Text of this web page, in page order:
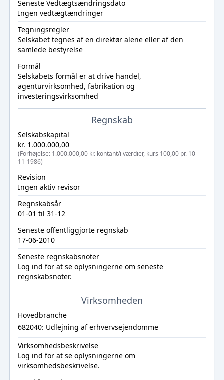
Seneste Vedtægtsændringsdato
Ingen vedtægtændringer
Tegningsregler
Selskabet tegnes af en direktør alene eller af den
samlede bestyrelse
Formål
Selskabets formål er at drive handel,
agenturvirksomhed, fabrikation og
investeringsvirksomhed
Regnskab
Selskabskapital
kr. 1.000.000,00
(Forhøjelse: 1.000.000,00 kr. kontant/i værdier, kurs 100,00 pr. 10-
11-1986)
Revision
Ingen aktiv revisor
Regnskabsår
01-01 til 31-12
Seneste offentliggjorte regnskab
17-06-2010
Seneste regnskabsnoter
Log ind for at se oplysningerne om seneste
regnskabsnoter.
Virksomheden
Hovedbranche
682040: Udlejning af erhvervsejendomme
Virksomhedsbeskrivelse
Log ind for at se oplysningerne om
virksomhedsbeskrivelse.